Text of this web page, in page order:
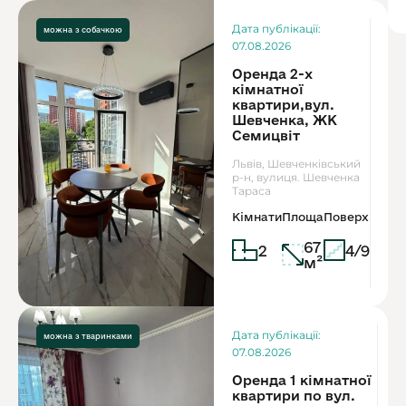
можна з собачкою
Дата публікації:
07.08.2026
Оренда 2-х
кімнатної
квартири,вул.
Шевченка, ЖК
Семицвіт
Львів, Шевченківський
р-н, вулиця. Шевченка
Тараса
Кімнати
2
Площа
67
м²
Поверх
4/9
можна з дітьми
можна з тваринками
Дата публікації:
07.08.2026
Оренда 1 кімнатної
квартири по вул.